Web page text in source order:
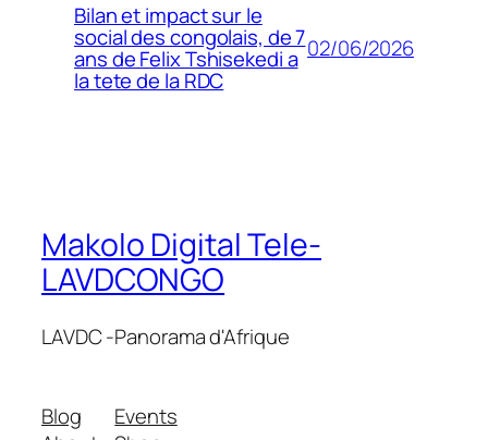
Bilan et impact sur le
social des congolais, de 7
ans de Felix Tshisekedi a
la tete de la RDC
02/06/2026
Makolo Digital Tele-
LAVDCONGO
LAVDC -Panorama d'Afrique
Blog
Events